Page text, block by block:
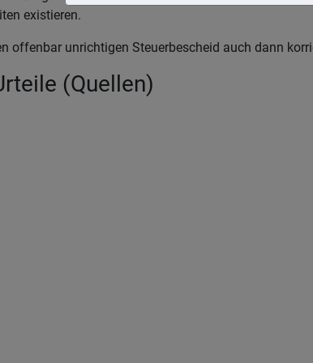
existieren.
offenbar unrichtigen Steuerbescheid auch dann
(Quellen)